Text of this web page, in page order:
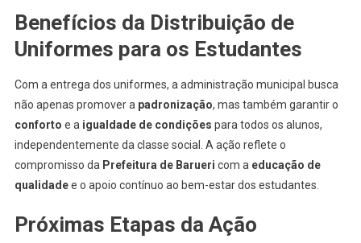
Benefícios da Distribuição de
Uniformes para os Estudantes
Com a entrega dos uniformes, a administração municipal busca
não apenas promover a padronização, mas também garantir o
conforto e a igualdade de condições para todos os alunos,
independentemente da classe social. A ação reflete o
compromisso da Prefeitura de Barueri com a educação de
qualidadee o apoio contínuo ao bem-estar dos estudantes.
Próximas Etapas da Ação